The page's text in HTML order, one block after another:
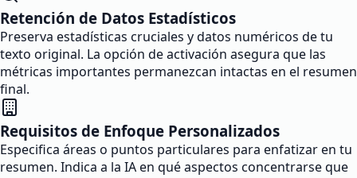
Retención de Datos Estadísticos
Preserva estadísticas cruciales y datos numéricos de tu
texto original. La opción de activación asegura que las
métricas importantes permanezcan intactas en el resumen
final.
Requisitos de Enfoque Personalizados
Especifica áreas o puntos particulares para enfatizar en tu
resumen. Indica a la IA en qué aspectos concentrarse que